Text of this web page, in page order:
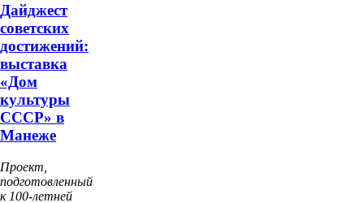
Дайджест
советских
достижений:
выставка
«Дом
культуры
СССР» в
Манеже
Проект,
подготовленный
к 100-летней